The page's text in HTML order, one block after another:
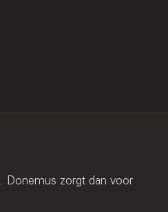
. Donemus zorgt dan voor